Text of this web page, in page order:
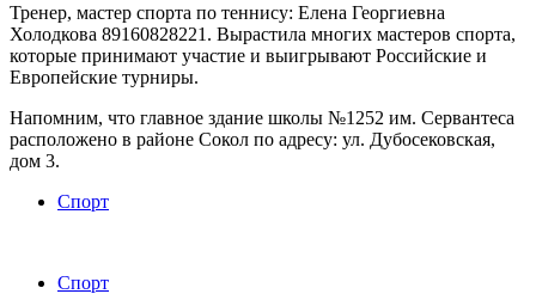
Тренер, мастер спорта по теннису: Елена Георгиевна
Холодкова 89160828221. Вырастила многих мастеров спорта,
которые принимают участие и выигрывают Российские и
Европейские турниры.
Напомним, что главное здание школы №1252 им. Сервантеса
расположено в районе Сокол по адресу: ул. Дубосековская,
дом 3.
Спорт
Спорт